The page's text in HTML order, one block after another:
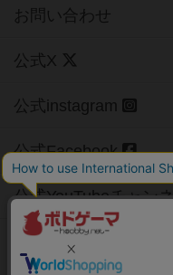
お問い合わせ
公式X
公式instagram
公式Facebook
公式YouTubeチャン